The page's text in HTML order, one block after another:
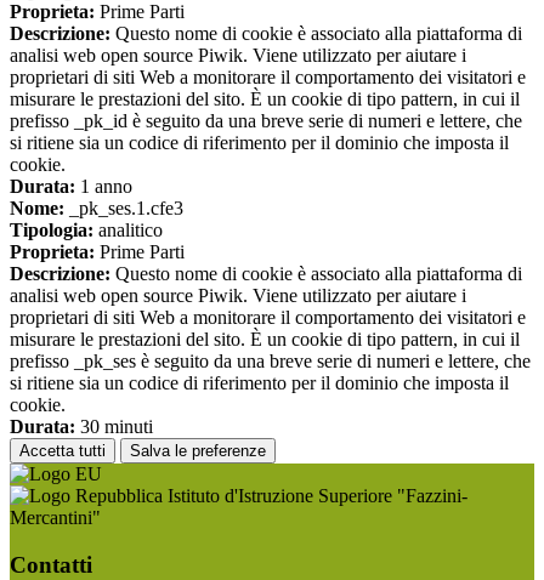
Proprieta: Prime Parti
Descrizione: Questo nome di cookie è associato alla piattaforma di
analisi web open source Piwik. Viene utilizzato per aiutare i
proprietari di siti Web a monitorare il comportamento dei visitatori e
misurare le prestazioni del sito. È un cookie di tipo pattern, in cui il
prefisso _pk_id è seguito da una breve serie di numeri e lettere, che
si ritiene sia un codice di riferimento per il dominio che imposta il
cookie.
Durata: 1 anno
Nome: _pk_ses.1.cfe3
Tipologia: analitico
Proprieta: Prime Parti
Descrizione: Questo nome di cookie è associato alla piattaforma di
analisi web open source Piwik. Viene utilizzato per aiutare i
proprietari di siti Web a monitorare il comportamento dei visitatori e
misurare le prestazioni del sito. È un cookie di tipo pattern, in cui il
prefisso _pk_ses è seguito da una breve serie di numeri e lettere, che
si ritiene sia un codice di riferimento per il dominio che imposta il
cookie.
Durata: 30 minuti
Accetta tutti Salva le preferenze
Istituto d'Istruzione Superiore "Fazzini-
Mercantini"
Contatti